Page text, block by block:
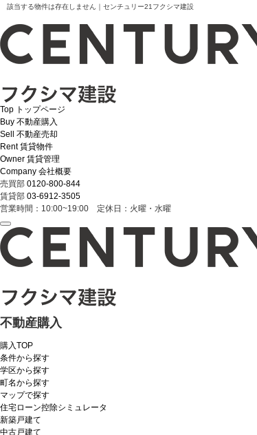
該当する物件は存在しません｜センチュリー21フクシマ建設
Top トップページ
Buy 不動産購入
Sell
不動産売却
Rent 賃貸物件
Owner 賃貸管理
Company 会社概要
売買部 0120-800-844
賃貸部 03-6912-3505
営業時間：10:00~19:00 定休日：火曜・水曜
不動産購入
購入TOP
条件から探す
学区から探す
町名から探す
マップで探す
住宅ローン控除シミュレータ
新築戸建て
中古戸建て